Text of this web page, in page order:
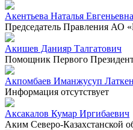
Акентьева Наталья Евгеньевна
Председатель Правления АО
Акишев Данияр Талгатович
Помощник Первого
Акпомбаев Иманжусуп
Информация отсутствует
Аксакалов Кумар Иргибаевич
Аким Северо-Казахстанской